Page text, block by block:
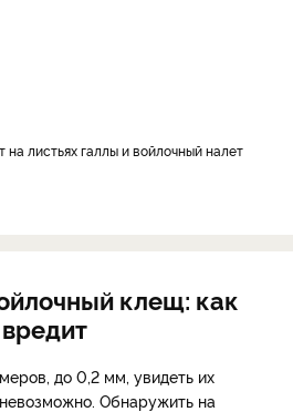
на листьях галлы и войлочный налет
клещ: как
до 0,2 мм, увидеть их
Обнаружить на